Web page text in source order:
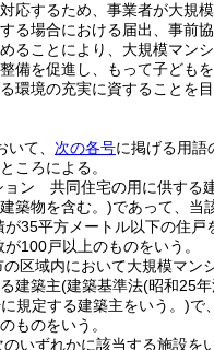
応するため、事業者が大規
る場合における届出、事前
ることにより、大規模マン
備を促進し、もって子ども
環境の充実に資することを
いて、 次の各号に掲げる用語
ころによる。
ョン 共同住宅の用に供する
築物を含む。)であって、当
が35平方メートル以下の住戸
が100戸以上のものをいう。
区域内において大規模マン
建築主(建築基準法(昭和25
規定する建築主をいう。)で
ものをいう。
いずれかに該当する施設をい